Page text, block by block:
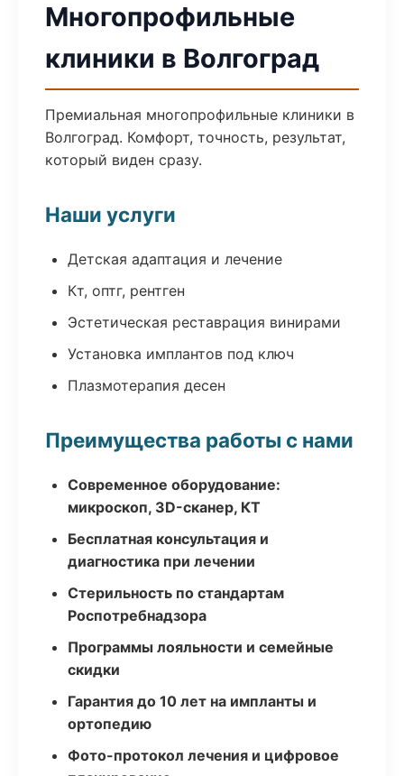
Многопрофильные
клиники в Волгоград
Премиальная многопрофильные клиники в
Волгоград. Комфорт, точность, результат,
который виден сразу.
Наши услуги
Детская адаптация и лечение
Кт, оптг, рентген
Эстетическая реставрация винирами
Установка имплантов под ключ
Плазмотерапия десен
Преимущества работы с нами
Современное оборудование:
микроскоп, 3D-сканер, КТ
Бесплатная консультация и
диагностика при лечении
Стерильность по стандартам
Роспотребнадзора
Программы лояльности и семейные
скидки
Гарантия до 10 лет на импланты и
ортопедию
Фото-протокол лечения и цифровое